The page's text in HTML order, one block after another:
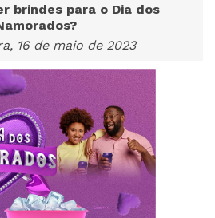
brindes para o Dia dos
16 de maio de 2023